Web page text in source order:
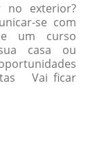
no exterior?
se com
um curso
casa ou
Vai ficar